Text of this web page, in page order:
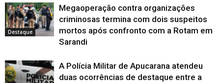
Destaque
Megaoperação contra organizações
criminosas termina com dois suspeitos
mortos após confronto com a Rotam em
Sarandi
A Polícia Militar de Apucarana atendeu
duas ocorrências de destaque entre a